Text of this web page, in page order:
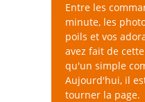
Entre les
minute, les
poils et vos
avez fait de
qu'un simple
Aujourd'hui, il
tourner la page.